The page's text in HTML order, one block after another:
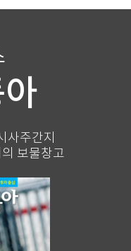
사주간지
보물창고